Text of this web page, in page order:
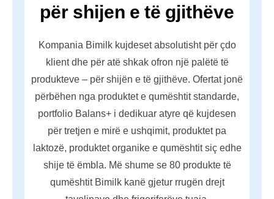
për shijen e të gjithëve
Kompania Bimilk kujdeset absolutisht për çdo
klient dhe për atë shkak ofron një palëtë të
produkteve – për shijën e të gjithëve. Ofertat jonë
përbëhen nga produktet e qumështit standarde,
portfolio Balans+ i dedikuar atyre që kujdesen
për tretjen e mirë e ushqimit, produktet pa
laktozë, produktet organike e qumështit siç edhe
shije të ëmbla. Më shume se 80 produkte të
qumështit Bimilk kanë gjetur rrugën drejt